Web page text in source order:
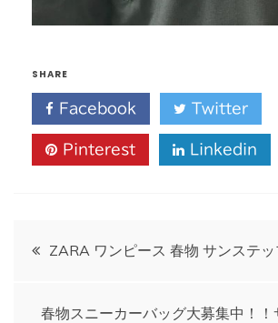
SHARE
Facebook Twitter
Pinterest Linkedin
投 ZARA ワンピース 春物 サンステ
春物スニーカーバッグ大募集中！